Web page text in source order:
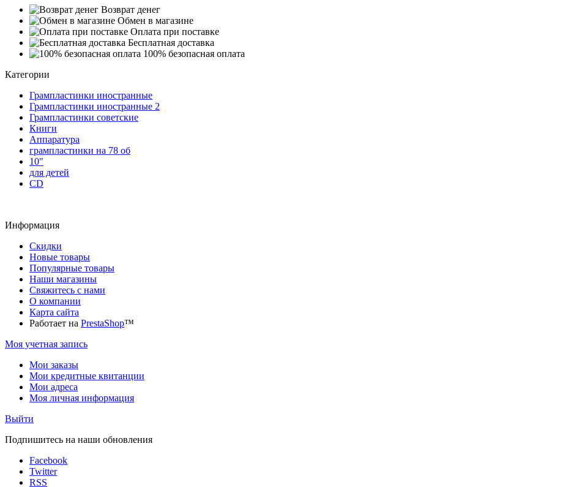
Возврат денег
Обмен в магазине
Оплата при поставке
Бесплатная доставка
100% безопасная оплата
Категории
Грампластинки иностранные
Грампластинки иностранные 2
Грампластинки советские
Книги
Аппаратура
грампластинки на 78 об
10"
для детей
CD
Информация
Скидки
Новые товары
Популярные товары
Наши магазины
Свяжитесь с нами
О компании
Карта сайта
Работает на PrestaShop™
Моя учетная запись
Мои заказы
Мои кредитные квитанции
Мои адреса
Моя личная информация
Выйти
Подпишитесь на наши обновления
Facebook
Twitter
RSS